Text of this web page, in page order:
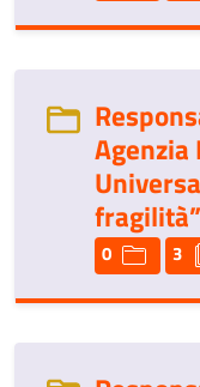
Agenzia
fragilità”
0 3